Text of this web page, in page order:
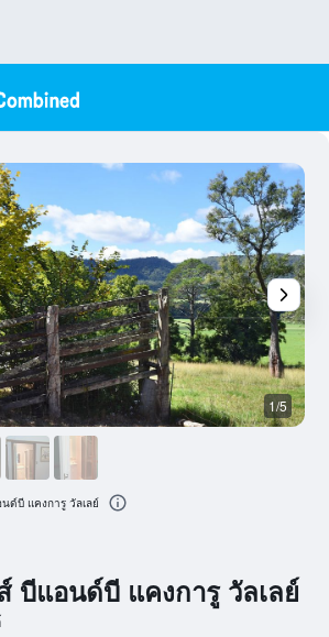
บีแอนด์บี แคงการู วัลเลย์
1/5
ด์บี แคงการู วัลเลย์